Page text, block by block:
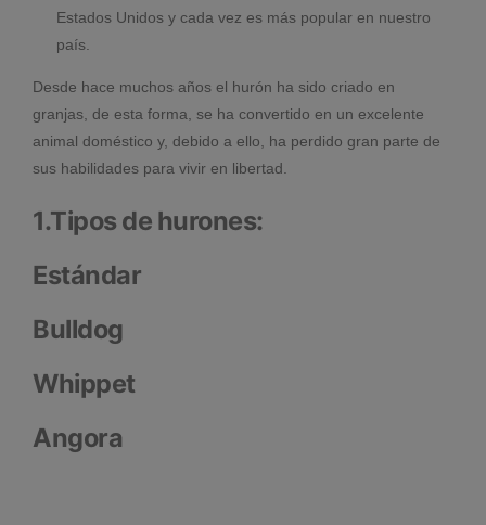
Estados Unidos y cada vez es más popular en nuestro
país.
Desde hace muchos años el hurón ha sido criado en
granjas, de esta forma, se ha convertido en un excelente
animal doméstico y, debido a ello, ha perdido gran parte de
sus habilidades para vivir en libertad.
1.Tipos de hurones:
Estándar
Bulldog
Whippet
Angora